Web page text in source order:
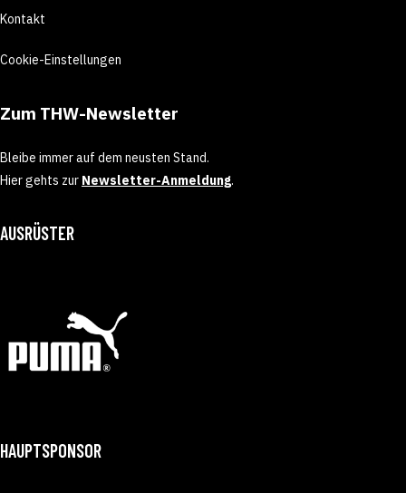
Kontakt
Cookie-Einstellungen
Zum THW-Newsletter
Bleibe immer auf dem neusten Stand.
Hier gehts zur Newsletter-Anmeldung.
AUSRÜSTER
HAUPTSPONSOR